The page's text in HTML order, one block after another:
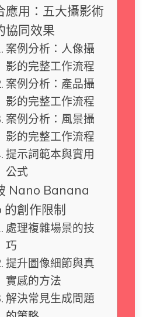
應用：五大攝影術
協同效果
案例分析：人像攝
影的完整工作流程
案例分析：產品攝
影的完整工作流程
案例分析：風景攝
影的完整工作流程
提示詞範本與實用
公式
Nano Banana
的創作限制
處理複雜場景的技
巧
提升圖像細節與真
實感的方法
解決常見生成問題